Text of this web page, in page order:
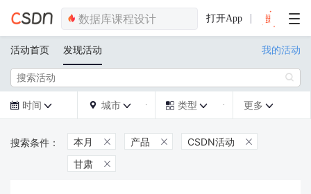
打开App
活动首页 发现活动 我的活动

 时间   城市   类型  更多 
本月  产品  CSDN活动 
甘肃 